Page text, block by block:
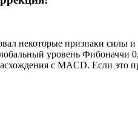
некоторые признаки
уровень Фибоначчи
с MACD. Если это